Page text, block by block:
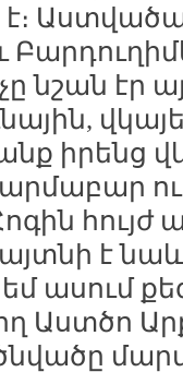
նշան էր
իրենց
է
ասում
Աստծո